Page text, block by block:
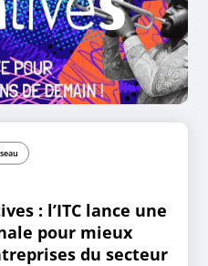
: l’ITC lance une
pour mieux
du secteur